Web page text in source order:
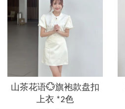
山茶花语💮旗袍款盘扣
上衣 *2色